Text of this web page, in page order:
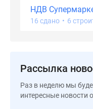
Субсидированная
застройщиком
Rutube
НДВ
16 сдано • 6
Рассылка
Раз в неделю мы
интересные новости